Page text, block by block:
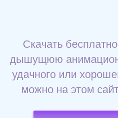
Скачать
дышущюю
удачного или
можно на этом